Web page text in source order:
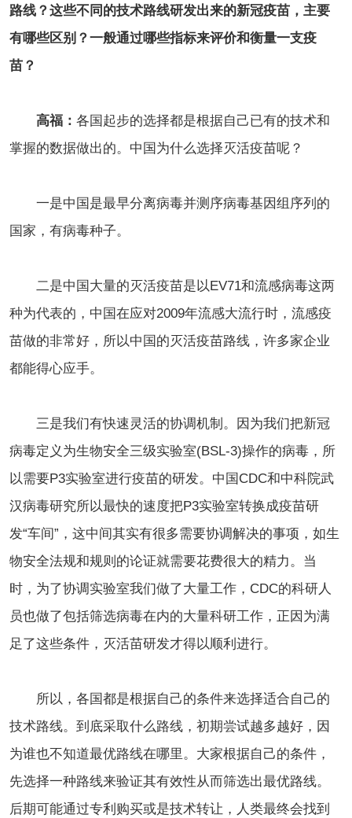
路线？这些不同的技术路线研发出来的新冠疫苗，主要
有哪些区别？一般通过哪些指标来评价和衡量一支疫
苗？
高福： 各国起步的选择都是根据自己已有的技术和
掌握的数据做出的。中国为什么选择灭活疫苗呢？
一是中国是最早分离病毒并测序病毒基因组序列的
国家，有病毒种子。
二是中国大量的灭活疫苗是以EV71和流感病毒这两
种为代表的，中国在应对2009年流感大流行时，流感疫
苗做的非常好，所以中国的灭活疫苗路线，许多家企业
都能得心应手。
三是我们有快速灵活的协调机制。因为我们把新冠
病毒定义为生物安全三级实验室(BSL-3)操作的病毒，所
以需要P3实验室进行疫苗的研发。中国CDC和中科院武
汉病毒研究所以最快的速度把P3实验室转换成疫苗研
发“车间”，这中间其实有很多需要协调解决的事项，如生
物安全法规和规则的论证就需要花费很大的精力。当
时，为了协调实验室我们做了大量工作，CDC的科研人
员也做了包括筛选病毒在内的大量科研工作，正因为满
足了这些条件，灭活苗研发才得以顺利进行。
所以，各国都是根据自己的条件来选择适合自己的
技术路线。到底采取什么路线，初期尝试越多越好，因
为谁也不知道最优路线在哪里。大家根据自己的条件，
先选择一种路线来验证其有效性从而筛选出最优路线。
后期可能通过专利购买或是技术转让，人类最终会找到